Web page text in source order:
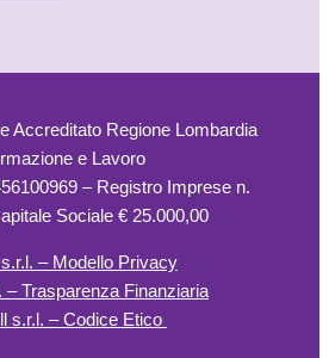
Accreditato Regione Lombardia
e Lavoro
– Registro Imprese n.
Sociale € 25.000,00
– Modello Privacy
– Trasparenza Finanziaria
s.r.l. – Codice Etico